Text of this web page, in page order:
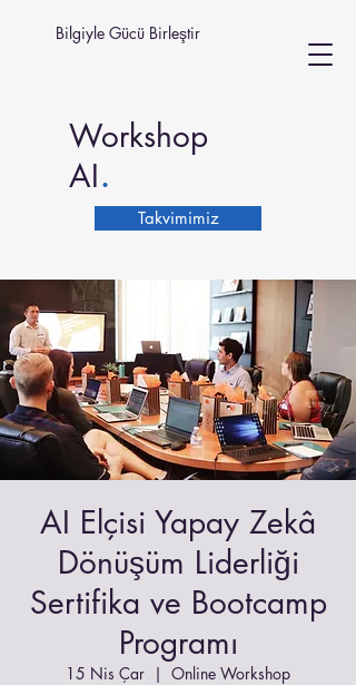
Bilgiyle Gücü Birleştir
Workshop
AI.
Takvimimiz
AI Elçisi Yapay Zekâ
Dönüşüm Liderliği
Sertifika ve Bootcamp
Programı
15 Nis Çar
  |
Online Workshop